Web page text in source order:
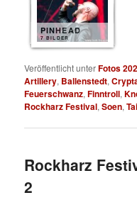
PINHEAD
7 BILDER
Veröffentlicht unterFotos
Artillery, Ballenstedt,
Feuerschwanz,Finntroll,
Rockharz Festival,Soen,
Rockharz
2